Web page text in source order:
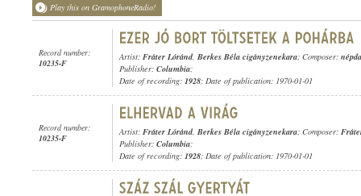
Play this on GramophoneRadio!
Record number:
10235-F
Artist: Fráter Lóránd, Berkes Béla cigányzenekara; Composer:
Publisher: Columbia;
Date of recording: 1928; Date of publication: 1970-01-01
Record number:
10235-F
Artist: Fráter Lóránd, Berkes Béla cigányzenekara; Composer:
Publisher: Columbia;
Date of recording: 1928; Date of publication: 1970-01-01